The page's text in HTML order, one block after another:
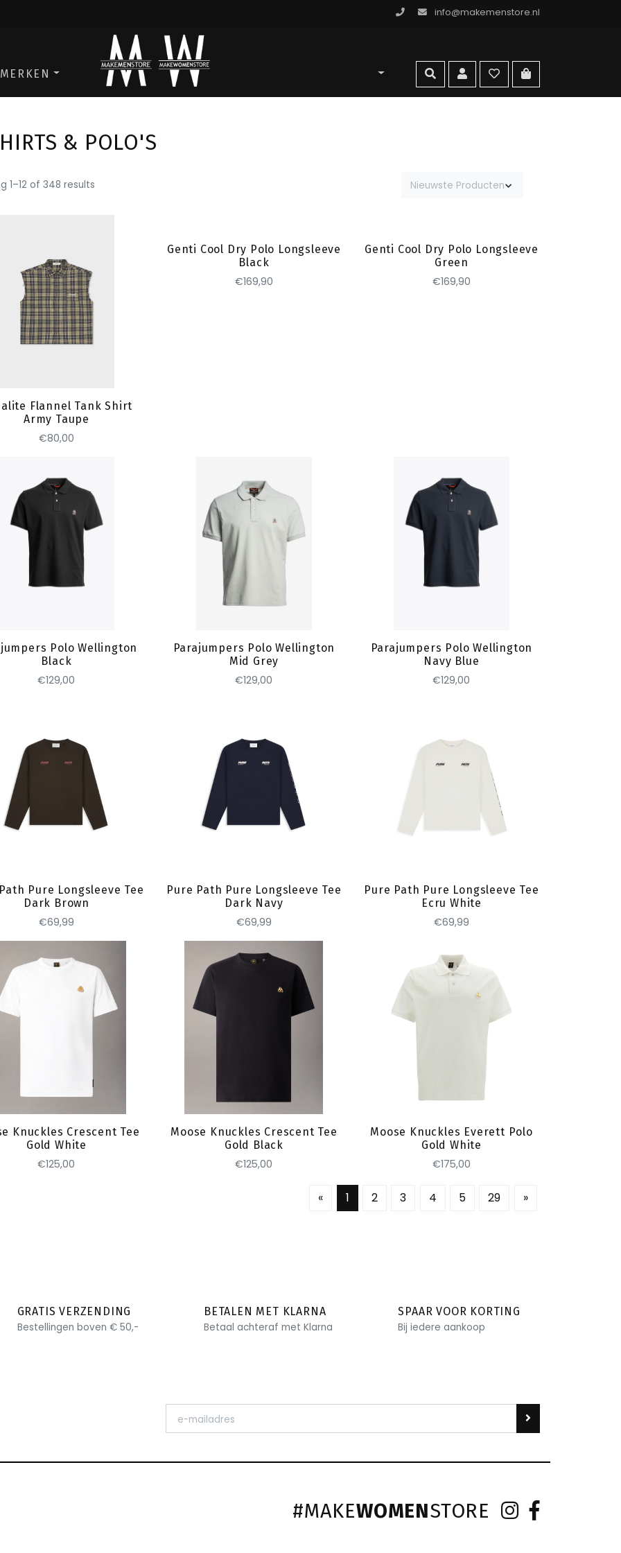
info@makemenstore.nl
ga naar de men store
MERKEN zoekenaccountwishlistga naar
& POLO'S
1–12 of 348 results Nieuwste Producten
Flannel Tank Shirt
Army Taupe
€80,00
Genti Cool Dry Polo Longsleeve
Black
€169,90
Genti Cool Dry Polo Longsleeve
Green
€169,90
Polo Wellington
Black
€129,00
Toevoegen
Parajumpers Polo Wellington
Mid Grey
€129,00
Parajumpers Polo Wellington
Navy Blue
€129,00
Pure Longsleeve Tee
Dark Brown
€69,99
Pure Path Pure Longsleeve Tee
Dark Navy
€69,99
Pure Path Pure Longsleeve Tee
Ecru White
€69,99
Knuckles Crescent Tee
Gold White
€125,00
Moose Knuckles Crescent Tee
Gold Black
€125,00
Moose Knuckles Everett Polo
Gold White
€175,00
« 1 2 3 4 5 29 »
GRATIS VERZENDING
Bestellingen boven € 50,-
BETALEN MET KLARNA
Betaal achteraf met Klarna
SPAAR VOOR KORTING
Bij iedere aankoop
#MAKEWOMENSTORE